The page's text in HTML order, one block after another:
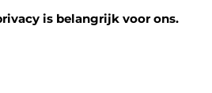
is belangrijk voor ons.
en vergelijkbare technologieën om te